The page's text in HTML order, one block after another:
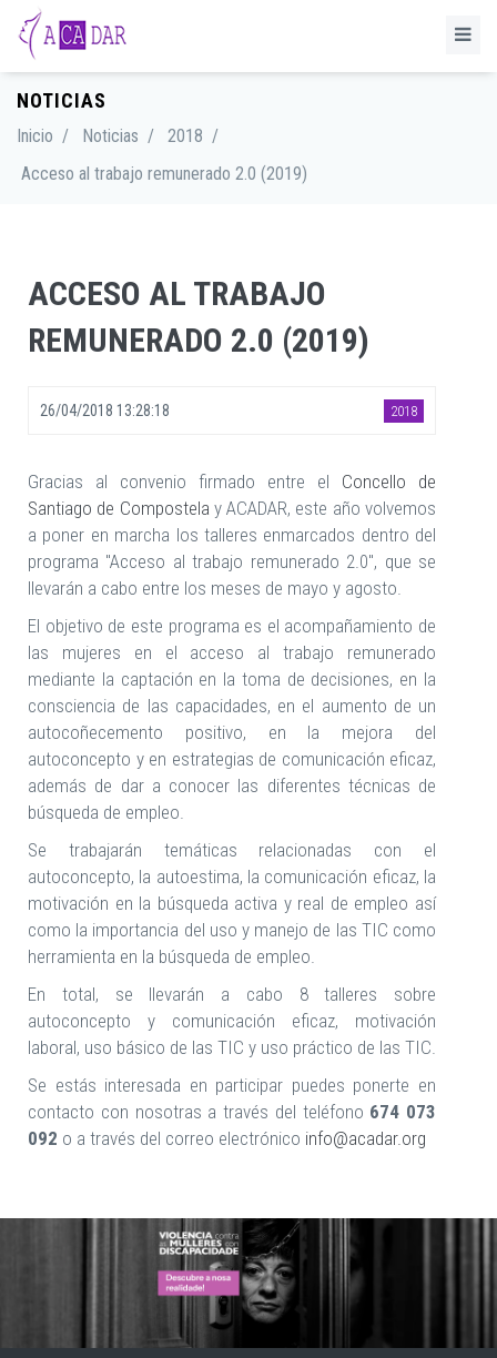
NOTICIAS
Inicio / Noticias / 2018 /
Acceso al trabajo remunerado 2.0 (2019)
ACCESO AL TRABAJO
REMUNERADO 2.0 (2019)
26/04/2018 13:28:18 2018
Gracias al convenio firmado entre el Concello de
Santiago de Compostela y ACADAR, este año volvemos
a poner en marcha los talleres enmarcados dentro del
programa "Acceso al trabajo remunerado 2.0", que se
llevarán a cabo entre los meses de mayo y agosto.
El objetivo de este programa es el acompañamiento de
las mujeres en el acceso al trabajo remunerado
mediante la captación en la toma de decisiones, en la
consciencia de las capacidades, en el aumento de un
autocoñecemento positivo, en la mejora del
autoconcepto y en estrategias de comunicación eficaz,
además de dar a conocer las diferentes técnicas de
búsqueda de empleo.
Se trabajarán temáticas relacionadas con el
autoconcepto, la autoestima, la comunicación eficaz, la
motivación en la búsqueda activa y real de empleo así
como la importancia del uso y manejo de las TIC como
herramienta en la búsqueda de empleo.
En total, se llevarán a cabo 8 talleres sobre
autoconcepto y comunicación eficaz, motivación
laboral, uso básico de las TIC y uso práctico de las TIC.
Se estás interesada en participar puedes ponerte en
contacto con nosotras a través del teléfono 674 073
092 o a través del correo electrónico info@acadar.org